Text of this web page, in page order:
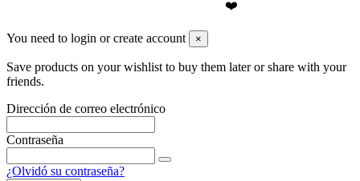
❤️
You need to login or create account ×
Save products on your wishlist to buy them later or share with your
friends.
Dirección de correo electrónico
Contraseña
¿Olvidó su contraseña?